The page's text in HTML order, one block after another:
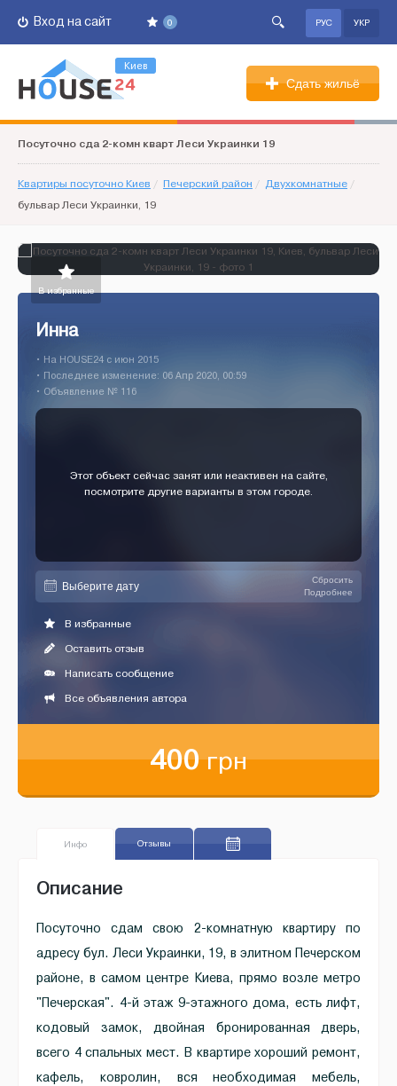
0
Вход на сайт РУС УКР
Киев
Сдать жильё
Посуточно сда 2-комн кварт Леси Украинки 19
Квартиры посуточно Киев / Печерский район / Двухкомнатные /
бульвар Леси Украинки, 19
В избранные
Инна
• На HOUSE24 c июн 2015
• Последнее изменение: 06 Апр 2020, 00:59
• Объявление № 116
Этот объект сейчас занят или неактивен на сайте,
посмотрите другие варианты в этом городе.
Сбросить
Подробнее
В избранные
Оставить отзыв
Написать сообщение
Все объявления автора
400грн
Инфо Отзывы
Описание
Посуточно сдам свою 2-комнатную квартиру по
адресу бул. Леси Украинки, 19, в элитном Печерском
районе, в самом центре Киева, прямо возле метро
"Печерская". 4-й этаж 9-этажного дома, есть лифт,
кодовый замок, двойная бронированная дверь,
всего 4 спальных мест. В квартире хороший ремонт,
кафель, ковролин, вся необходимая мебель,